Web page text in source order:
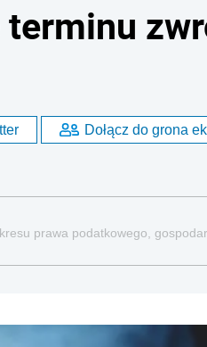
terminu
Dołącz do grona
prawa podatkowego,